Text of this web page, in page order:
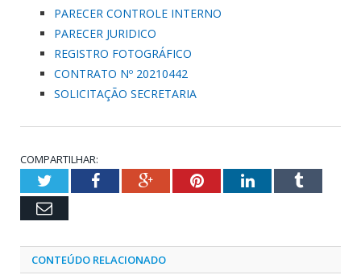
PARECER CONTROLE INTERNO
PARECER JURIDICO
REGISTRO FOTOGRÁFICO
CONTRATO Nº 20210442
SOLICITAÇÃO SECRETARIA
COMPARTILHAR:
TwitterFacebookGoogle+PinterestLinkedInTumblr
Email
CONTEÚDO RELACIONADO